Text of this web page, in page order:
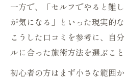
一方で、「セルフでやると難
が気になる」といった現実的
こうした口コミを参考に、自
ルに合った施術方法を選ぶこと
初心者の方はまず小さな範囲